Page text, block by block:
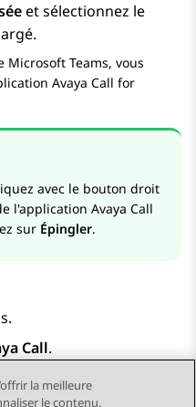
et sélectionnez le
Microsoft Teams, vous
Avaya Call for
avec le bouton droit
l'application Avaya Call
sur Épingler.
Call.
la meilleure
le contenu,